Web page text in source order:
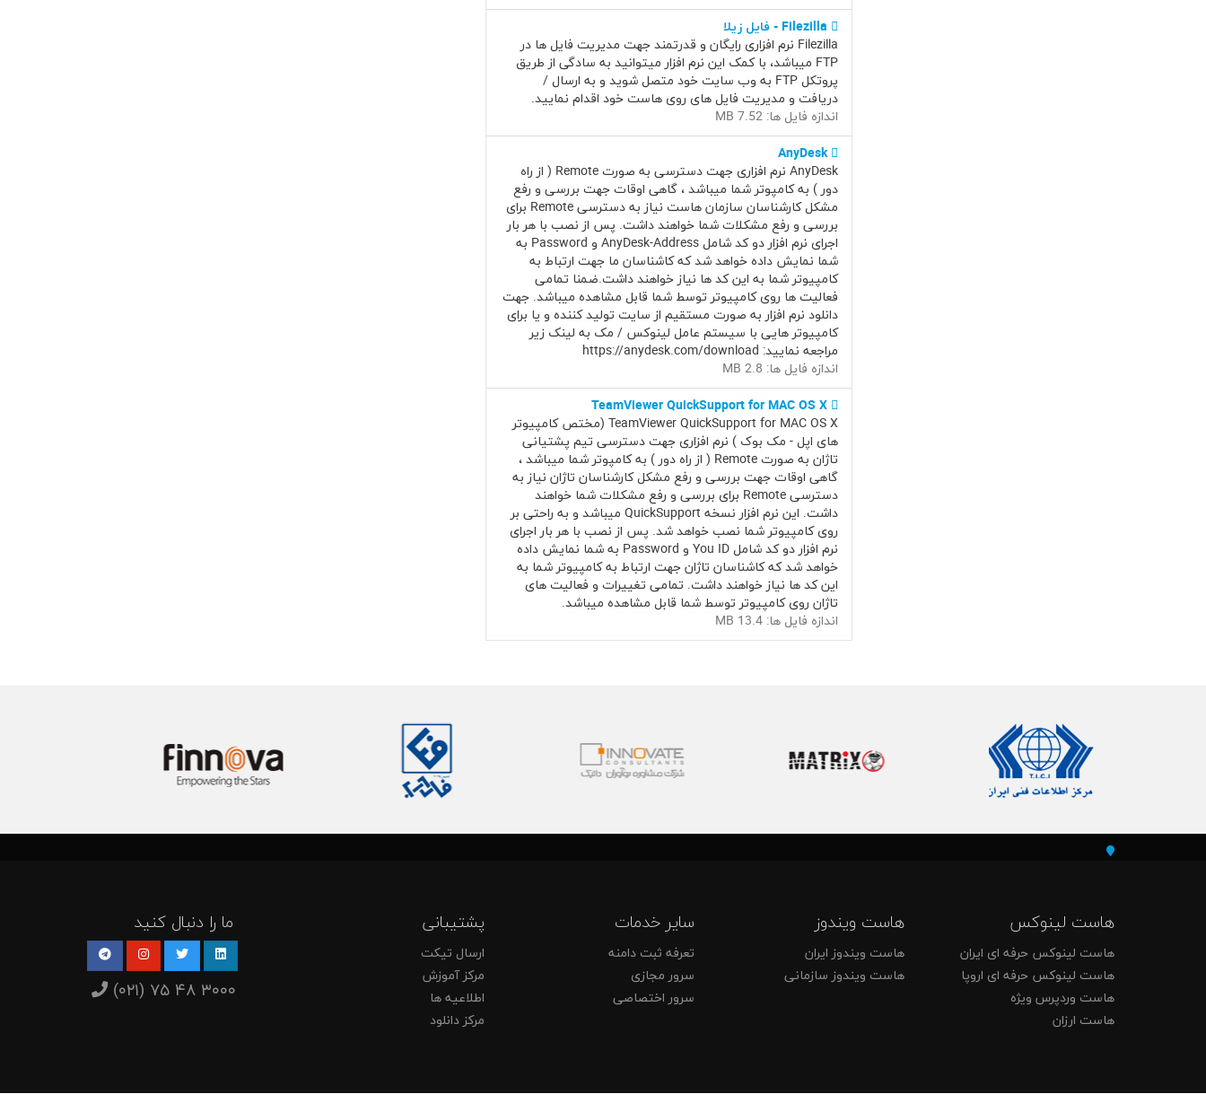
Filezilla - فایل زیلا
Filezilla نرم افزاری رایگان و قدرتمند جهت مدیریت فایل ها در
FTP میباشد، با کمک این نرم افزار میتوانید به سادگی از طریق
پروتکل FTP به وب سایت خود متصل شوید و به ارسال /
دریافت و مدیریت فایل های روی هاست خود اقدام نمایید.
اندازه فایل ها: 7.52 MB
AnyDesk
AnyDesk نرم افزاری جهت دسترسی به صورت Remote ( از راه
دور ) به کامپوتر شما میباشد ، گاهی اوقات جهت بررسی و رفع
مشکل کارشناسان سازمان هاست نیاز به دسترسی Remote برای
بررسی و رفع مشکلات شما خواهند داشت. پس از نصب با هر بار
اجرای نرم افزار دو کد شامل AnyDesk-Address و Password به
شما نمایش داده خواهد شد که کاشناسان ما جهت ارتباط به
کامپیوتر شما به این کد ها نیاز خواهند داشت.ضمنا تمامی
فعالیت ها روی کامپیوتر توسط شما قابل مشاهده میباشد. جهت
دانلود نرم افزار به صورت مستقیم از سایت تولید کننده و یا برای
کامپیوتر هایی با سیستم عامل لینوکس / مک به لینک زیر
مراجعه نمایید: https://anydesk.com/download
اندازه فایل ها: 2.8 MB
TeamViewer QuickSupport for MAC OS X
TeamViewer QuickSupport for MAC OS X (مختص کامپیوتر
های اپل - مک بوک ) نرم افزاری جهت دسترسی تیم پشتیانی
تاژان به صورت Remote ( از راه دور ) به کامپوتر شما میباشد ،
گاهی اوقات جهت بررسی و رفع مشکل کارشناسان تاژان نیاز به
دسترسی Remote برای بررسی و رفع مشکلات شما خواهند
داشت. این نرم افزار نسخه QuickSupport میباشد و به راحتی بر
روی کامپیوتر شما نصب خواهد شد. پس از نصب با هر بار اجرای
نرم افزار دو کد شامل You ID و Password به شما نمایش داده
خواهد شد که کاشناسان تاژان جهت ارتباط به کامپیوتر شما به
این کد ها نیاز خواهند داشت. تمامی تغییرات و فعالیت های
تاژان روی کامپیوتر توسط شما قابل مشاهده میباشد.
اندازه فایل ها: 13.4 MB
ما را دنبال کنید
(۰۲۱) ۷۵ ۴۸ ۳۰۰۰
پشتیبانی
ارسال تیکت
مرکز آموزش
اطلاعیه ها
مرکز دانلود
سایر خدمات
تعرفه ثبت دامنه
سرور مجازی
سرور اختصاصی
هاست ویندوز
هاست ویندوز ایران
هاست ویندوز سازمانی
هاست لینوکس
هاست لینوکس حرفه ای ایران
هاست لینوکس حرفه ای اروپا
هاست وردپرس ویژه
هاست ارزان